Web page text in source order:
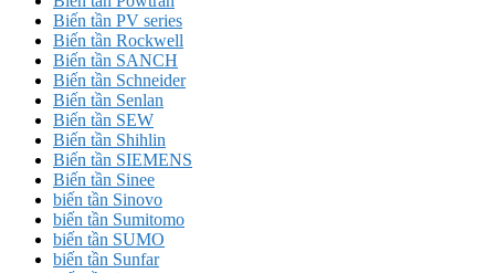
Biến tần PV series
Biến tần Rockwell
Biến tần SANCH
Biến tần Schneider
Biến tần Senlan
Biến tần SEW
Biến tần Shihlin
Biến tần SIEMENS
Biến tần Sinee
biến tần Sinovo
biến tần Sumitomo
biến tần SUMO
biến tần Sunfar